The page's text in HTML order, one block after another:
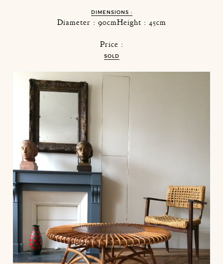
DIMENSIONS :
Diameter : 90cmHeight : 45cm
Price :
SOLD